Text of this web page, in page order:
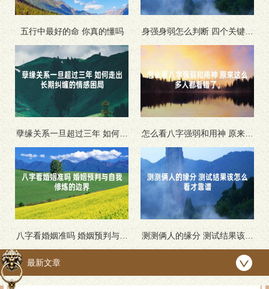
五行中最好的命 你真的懂吗
身强身弱怎么判断 四个关键标
准讲明白。
孽缘关系一旦超过三年 如何走
出长期纠缠的情感困局
怎么看八字强弱和用神 原来这
么多人都看错了。
八字看婚姻准吗 婚姻预判与自
我修炼的边界
测测俩人的缘分 测试结果该怎
么看才靠谱
最新文章